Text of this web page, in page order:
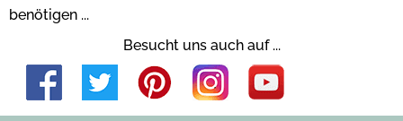
benötigen ...
Besucht uns auch auf ...